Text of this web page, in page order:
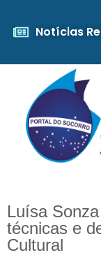
Notícias
Luísa
técnicas e
Cultural